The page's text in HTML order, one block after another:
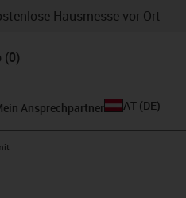
Hausmesse vor Ort
(0)
Ansprechpartner AT (DE)